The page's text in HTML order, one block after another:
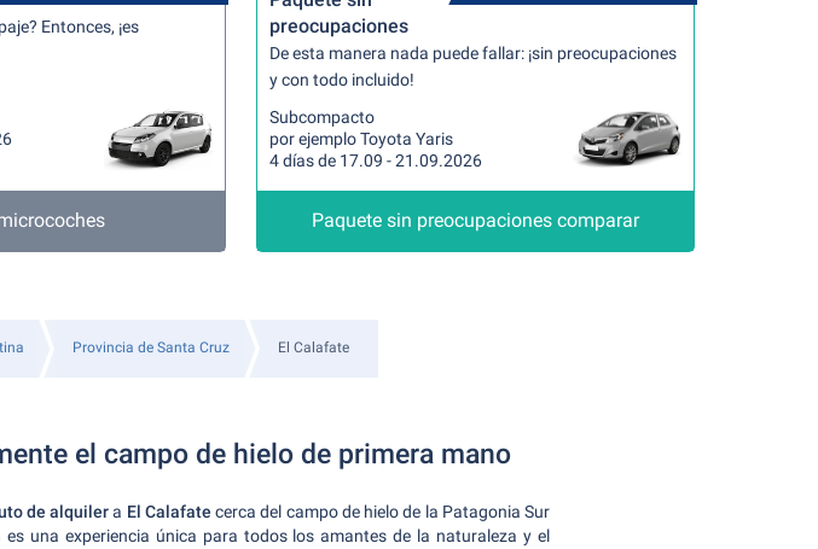
Entonces, ¡es
preocupaciones
De esta manera nada puede fallar: ¡sin preocupaciones
y con todo incluido!
Subcompacto
por ejemplo Toyota Yaris
4 días de 17.09 - 21.09.2026
Paquete sin preocupaciones comparar
Provincia de Santa Cruz El Calafate
el campo de hielo de primera mano
de alquilera El Calafate cerca del campo de hielo de la Patagonia Sur
es una experiencia única para todos los amantes de la naturaleza y el